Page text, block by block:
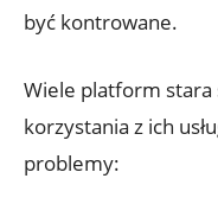
być kontrowane.
Wiele platform stara
korzystania z ich
problemy: